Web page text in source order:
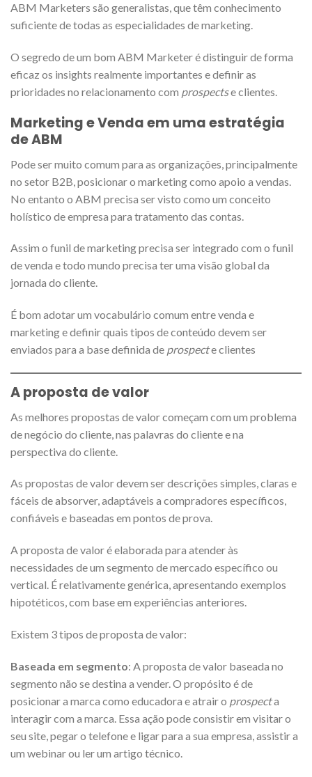
ABM Marketers são generalistas, que têm conhecimento
suficiente de todas as especialidades de marketing.
O segredo de um bom ABM Marketer é distinguir de forma
eficaz os insights realmente importantes e definir as
prioridades no relacionamento com prospectse clientes.
Marketing e Venda em uma estratégia
de ABM
Pode ser muito comum para as organizações, principalmente
no setor B2B, posicionar o marketing como apoio a vendas.
No entanto o ABM precisa ser visto como um conceito
holístico de empresa para tratamento das contas.
Assim o funil de marketing precisa ser integrado com o funil
de venda e todo mundo precisa ter uma visão global da
jornada do cliente.
É bom adotar um vocabulário comum entre venda e
marketing e definir quais tipos de conteúdo devem ser
enviados para a base definida de prospecte clientes
A proposta de valor
As melhores propostas de valor começam com um problema
de negócio do cliente, nas palavras do cliente e na
perspectiva do cliente.
As propostas de valor devem ser descrições simples, claras e
fáceis de absorver, adaptáveis a compradores específicos,
confiáveis e baseadas em pontos de prova.
A proposta de valor é elaborada para atender às
necessidades de um segmento de mercado específico ou
vertical. É relativamente genérica, apresentando exemplos
hipotéticos, com base em experiências anteriores.
Existem 3 tipos de proposta de valor:
Baseada em segmento: A proposta de valor baseada no
segmento não se destina a vender. O propósito é de
posicionar a marca como educadora e atrair o prospecta
interagir com a marca. Essa ação pode consistir em visitar o
seu site, pegar o telefone e ligar para a sua empresa, assistir a
um webinar ou ler um artigo técnico.